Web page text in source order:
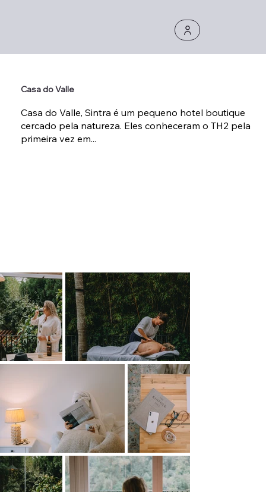
Casa do Valle
Casa do Valle, Sintra é um pequeno hotel boutique
cercado pela natureza. Eles conheceram o TH2 pela
primeira vez em...